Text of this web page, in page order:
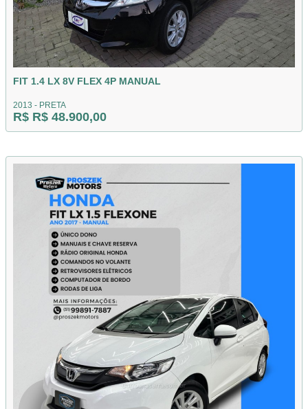
FIT 1.4 LX 8V FLEX 4P MANUAL
2013 - PRETA
R$ R$ 48.900,00